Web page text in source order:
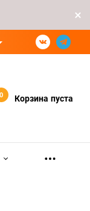
0 Корзина пуста